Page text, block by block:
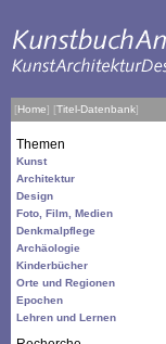
[Home] [Titel-Datenbank]
Themen
Kunst
Architektur
Design
Foto, Film, Medien
Denkmalpflege
Archäologie
Kinderbücher
Orte und Regionen
Epochen
Lehren und Lernen